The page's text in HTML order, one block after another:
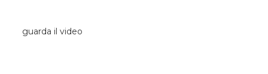
guarda il video